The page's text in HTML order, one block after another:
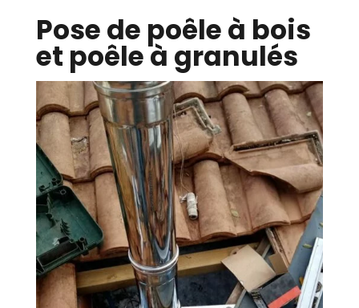
Pose de poêle à bois
et poêle à granulés